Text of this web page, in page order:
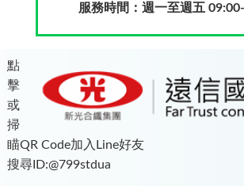
服務時間：週一至週五
點
擊
或
掃
瞄QR Code加入Line好友
搜尋ID:@799stdua